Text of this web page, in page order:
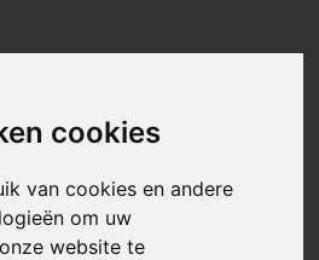
cookies
van cookies en andere
om uw
website te
dit zoekertje niet
online.
ons aanbod te koop